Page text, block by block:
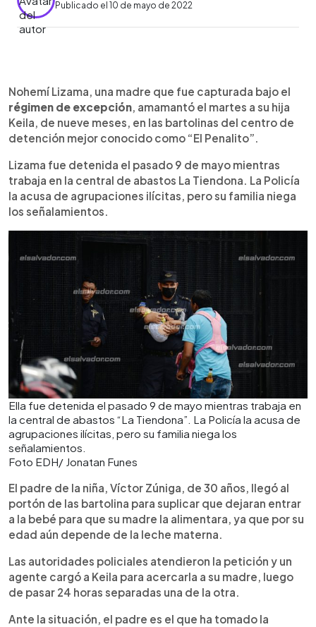
Publicado el 10 de mayo de 2022
► Escuchar artículo
Nohemí Lizama, una madre que fue capturada bajo el
régimen de excepción , amamantó el martes a su hija
Keila, de nueve meses, en las bartolinas del centro de
detención mejor conocido como “El Penalito”.
Lizama fue detenida el pasado 9 de mayo mientras
trabaja en la central de abastos La Tiendona. La Policía
la acusa de agrupaciones ilícitas, pero su familia niega
los señalamientos.
Ella fue detenida el pasado 9 de mayo mientras trabaja en
la central de abastos “La Tiendona”. La Policía la acusa de
agrupaciones ilícitas, pero su familia niega los
señalamientos.
Foto EDH/ Jonatan Funes
El padre de la niña, Víctor Zúniga, de 30 años, llegó al
portón de las bartolina para suplicar que dejaran entrar
a la bebé para que su madre la alimentara, ya que por su
edad aún depende de la leche materna.
Las autoridades policiales atendieron la petición y un
agente cargó a Keila para acercarla a su madre, luego
de pasar 24 horas separadas una de la otra.
Ante la situación, el padre es el que ha tomado la